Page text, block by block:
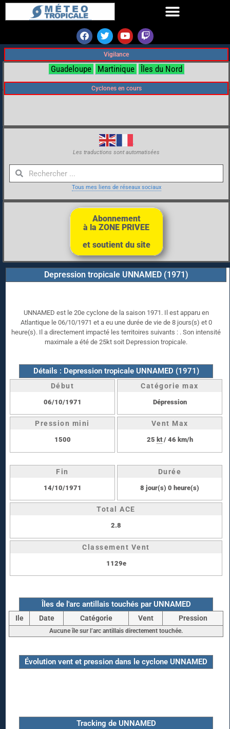
Vigilance
Guadeloupe Martinique Îles du Nord
Cyclones en cours
Les traductions sont automatisées
Tous mes liens de réseaux sociaux
Abonnement
à la ZONE PRIVEE
et soutient du site
Depression tropicale UNNAMED (1971)
UNNAMED est le 20e cyclone de la saison 1971. Il est apparu en
Atlantique le 06/10/1971 et a eu une durée de vie de 8 jours(s) et 0
heure(s). Il a directement impacté les territoires suivants : . Son intensité
maximale a été de 25kt soit Depression tropicale.
Détails : Depression tropicale UNNAMED (1971)
Début
06/10/1971
Catégorie max
Dépression
Pression mini
1500
Vent Max
25 kt/ 46 km/h
Fin
14/10/1971
Durée
8 jour(s) 0 heure(s)
Total ACE
2.8
Classement Vent
1129e
Îles de l'arc antillais touchés par UNNAMED
Ile Date Catégorie Vent Pression
Aucune île sur l’arc antillais directement touchée.
Évolution vent et pression dans le cyclone UNNAMED
Tracking de UNNAMED